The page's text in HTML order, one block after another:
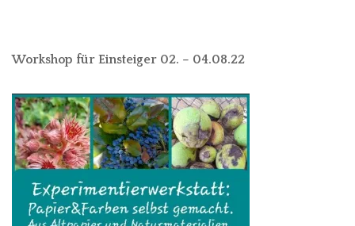
Workshop für Einsteiger 02. – 04.08.22